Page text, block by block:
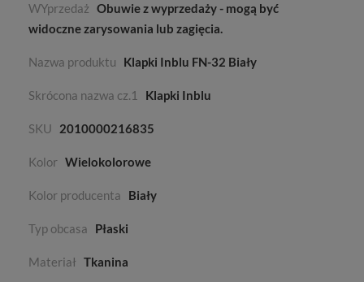
WYprzedaż Obuwie z wyprzedaży - mogą być
widoczne zarysowania lub zagięcia.
Nazwa produktu Klapki Inblu FN-32 Biały
Skrócona nazwa cz.1 Klapki Inblu
SKU 2010000216835
Kolor Wielokolorowe
Kolor producenta Biały
Typ obcasa Płaski
Materiał Tkanina